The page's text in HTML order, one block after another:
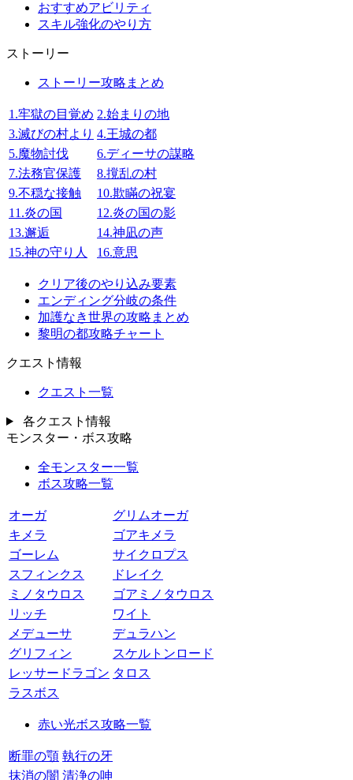
おすすめアビリティ
スキル強化のやり方
ストーリー
ストーリー攻略まとめ
1.牢獄の目覚め 2.始まりの地
3.滅びの村より 4.王城の都
5.魔物討伐
6.ディーサの謀略
7.法務官保護
8.撹乱の村
9.不穏な接触
10.欺瞞の祝宴
11.炎の国
12.炎の国の影
13.邂逅
14.神凪の声
15.神の守り人
16.意思
クリア後のやり込み要素
エンディング分岐の条件
加護なき世界の攻略まとめ
黎明の都攻略チャート
クエスト情報
クエスト一覧
各クエスト情報
モンスター・ボス攻略
全モンスター一覧
ボス攻略一覧
オーガ
グリムオーガ
キメラ
ゴアキメラ
ゴーレム
サイクロプス
スフィンクス
ドレイク
ミノタウロス
ゴアミノタウロス
リッチ
ワイト
メデューサ
デュラハン
グリフィン
スケルトンロード
レッサードラゴン タロス
ラスボス
赤い光ボス攻略一覧
断罪の顎 執行の牙
抹消の闇 清浄の呻